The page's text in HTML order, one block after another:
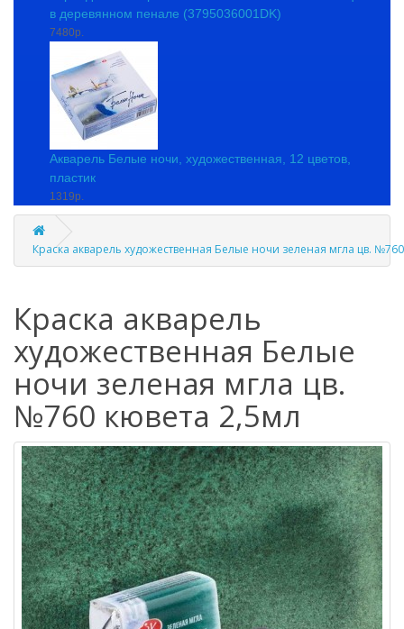
в деревянном пенале (3795036001DK)
7480р.
Акварель Белые ночи, художественная, 12 цветов,
пластик
1319р.
Краска акварель художественная Белые ночи зеленая мгла цв.
Краска акварель
художественная Белые
ночи зеленая мгла цв.
№760 кювета 2,5мл